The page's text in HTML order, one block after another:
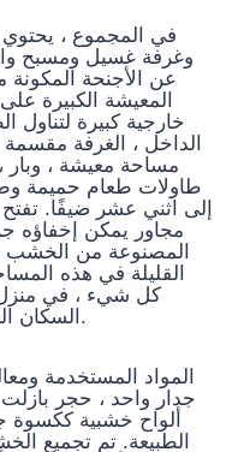
في المجموع ،
وغرفة غسيل ومسبح
عن الأجنحة
المعيشة الكبيرة
خارجية كبيرة
الداخل ، الغرفة
مساحة معيشة ، وبار
طاولات طعام حميمة
إلى اثني عشر ضيفًا.
مجاور يمكن إخفاؤه
المصنوعة من الخشب
القليلة في هذه
كل شيء ، في منزل
السكان العيش محاطين بالعائلة والأصدقاء.
المواد المستخدمة
جدار واحد ، حجر بازلت
ألواح خشبية ككسوة
الطبيعة. تم تجميع